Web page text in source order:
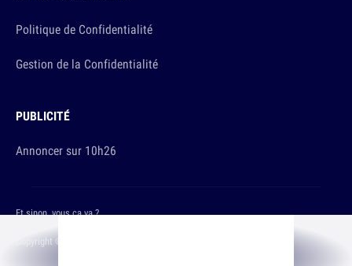
Politique de Confidentialité
Gestion de la Confidentialité
PUBLICITÉ
Annoncer sur 10h26
Copyright © 2026 The Original Publishing Studio
Et sinon, vous ça va ?